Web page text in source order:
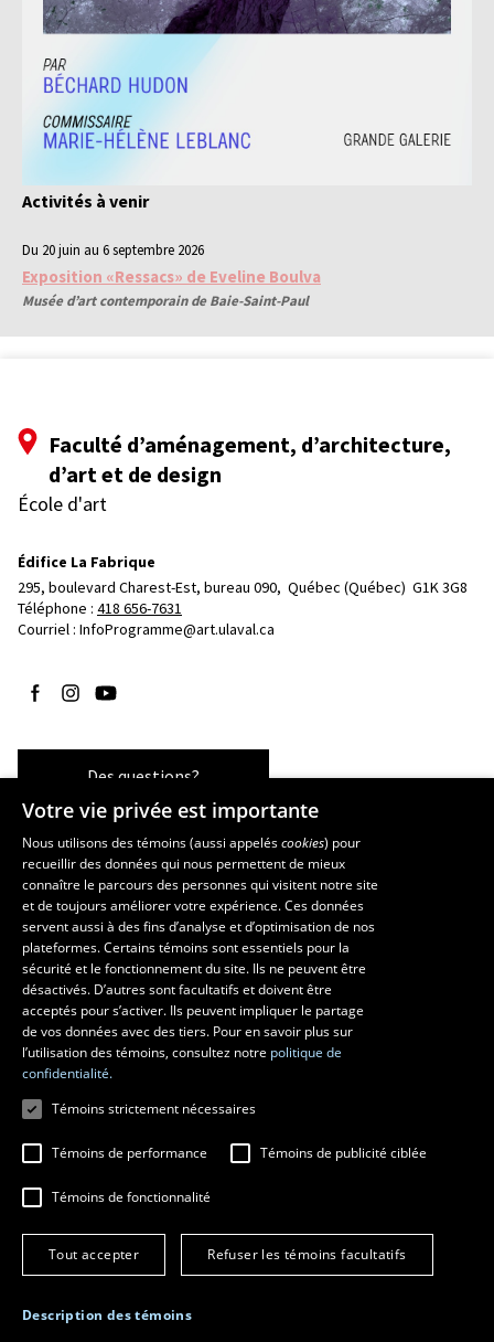
Activités à venir
Du 20 juin au 6 septembre 2026
Exposition «Ressacs» de Eveline Boulva
Musée d’art contemporain de Baie-Saint-Paul
Faculté d’aménagement, d’architecture,
d’art et de design
École d'art
Édifice La Fabrique
295, boulevard Charest-Est, bureau 090, Québec (Québec)  G1K 3G8
Téléphone : 418 656-7631
Courriel : InfoProgramme@art.ulaval.ca
Suivez-nous sur Facebook
Suivez-nous sur Instagram
Suivez-nous sur YouTube
Des questions?
Les écoles et la recherche
École supérieure d’aménagement du territoire et de développement
régional
École d’architecture
École de design
Centre de recherche en aménagement et développement
© 2026 Université Laval
Tous droits réservés
Conditions générales d'utilisation
Fraude en ligne
Paramétrer les témoins
Votre vie privée est importante
Nous utilisons des témoins (aussi appeléscookies) pour
recueillir des données qui nous permettent de mieux
connaître le parcours des personnes qui visitent notre site
et de toujours améliorer votre expérience. Ces données
servent aussi à des fins d’analyse et d’optimisation de nos
plateformes. Certains témoins sont essentiels pour la
sécurité et le fonctionnement du site. Ils ne peuvent être
désactivés. D’autres sont facultatifs et doivent être
acceptés pour s’activer. Ils peuvent impliquer le partage
de vos données avec des tiers. Pour en savoir plus sur
l’utilisation des témoins, consultez notre politique de
confidentialité.
Témoins strictement nécessaires
Témoins de performance Témoins de publicité ciblée
Témoins de fonctionnalité
Tout accepter Refuser les témoins facultatifs
Description des témoins